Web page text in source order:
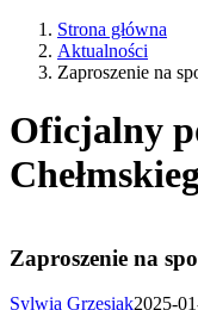
Strona główna
Aktualności
Zaproszenie na
Oficjalny
Zaproszenie na
Sylwia Grzesiak2025-